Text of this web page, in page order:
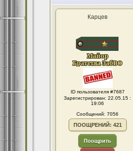
Карцев
ID пользователя #7687
Зарегистрирован: 22.05.15 :
19:06
Сообщений: 7056
ПООЩРЕНИЙ: 421
Поощрить